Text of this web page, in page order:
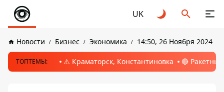
UK
Новости Бизнес Экономика 14:50, 26 Ноября 2024
ТОПТЕМЫ: ⚠️ Краматорск, Константиновка 🔴